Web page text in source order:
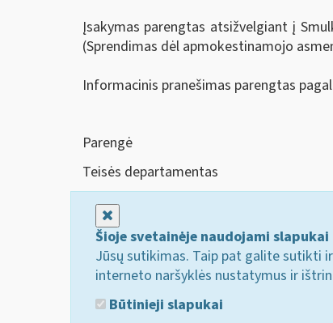
Įsakymas parengtas atsižvelgiant į
(Sprendimas dėl apmokestinamojo
Informacinis pranešimas parengtas
Parengė
Teisės departamentas
Šioje svetainėje naudojami slapukai
Jūsų sutikimas. Taip pat galite sutikti
interneto naršyklės nustatymus ir
Būtinieji slapukai